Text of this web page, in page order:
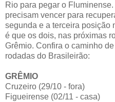
Rio para pegar o
precisam vencer para
segunda e a terceira posição
é que os dois, nas próximas
Grêmio. Confira o caminho
rodadas do Brasileirão:
GRÊMIO
Cruzeiro (29/10 - fora)
Figueirense (02/11 - casa)